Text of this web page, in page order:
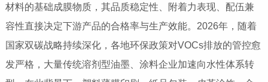
材料的基础成膜物质，其品质稳定性、附着力表现、配伍兼
容性直接决定下游产品的合格率与生产效能。2026年，随着
国家双碳战略持续深化，各地环保政策对VOCs排放的管控愈
发严格，大量传统溶剂型油墨、涂料企业加速向水性体系转